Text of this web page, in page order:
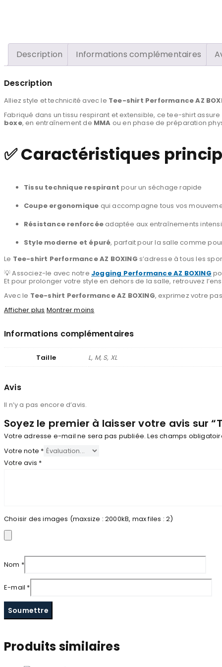
Description Informations complémentaires
Description
Alliez style et technicité avec le Tee-shirt Performance AZ
Fabriqué dans un tissu respirant et extensible, ce tee-shirt
boxe, en entraînement de MMA ou en phase de préparation
✅ Caractéristiques
Tissu technique respirant pour un séchage rapide
Coupe ergonomique qui accompagne tous vos
Résistance renforcée adaptée aux entraînements
Style moderne et épuré, parfait pour la salle comme
Le Tee-shirt Performance AZ BOXING s’adresse à tous les
💡 Associez-le avec notre Jogging Performance AZ BOXING
Et pour prolonger votre style en dehors de la salle, retrouvez
Avec le Tee-shirt Performance AZ BOXING, exprimez votre
Afficher plus Montrer moins
Informations complémentaires
Taille L, M, S, XL
Avis
Il n’y a pas encore d’avis.
Soyez le premier à laisser votre avis sur
Votre adresse e-mail ne sera pas publiée. Les champs
Votre note *
Votre avis *
Choisir des images (maxsize : 2000kB, max files : 2)
Nom *
E-mail *
Produits similaires